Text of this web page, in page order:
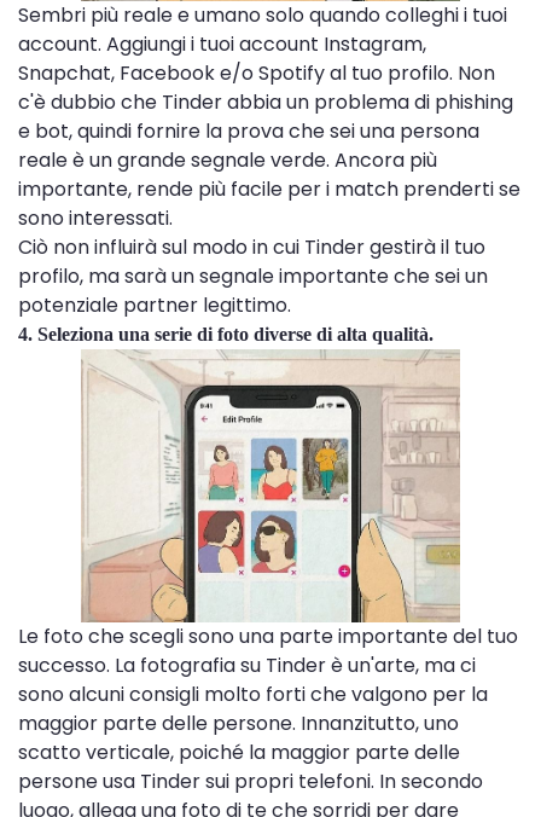
Sembri più reale e umano solo quando colleghi i tuoi
account. Aggiungi i tuoi account Instagram,
Snapchat, Facebook e/o Spotify al tuo profilo. Non
c'è dubbio che Tinder abbia un problema di phishing
e bot, quindi fornire la prova che sei una persona
reale è un grande segnale verde. Ancora più
importante, rende più facile per i match prenderti se
sono interessati.
Ciò non influirà sul modo in cui Tinder gestirà il tuo
profilo, ma sarà un segnale importante che sei un
potenziale partner legittimo.
4. Seleziona una serie di foto diverse di alta qualità.
Le foto che scegli sono una parte importante del tuo
successo. La fotografia su Tinder è un'arte, ma ci
sono alcuni consigli molto forti che valgono per la
maggior parte delle persone. Innanzitutto, uno
scatto verticale, poiché la maggior parte delle
persone usa Tinder sui propri telefoni. In secondo
luogo, allega una foto di te che sorridi per dare